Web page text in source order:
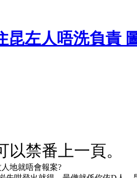
昆左人唔洗負責
禁番上一頁。
地就唔會報案?